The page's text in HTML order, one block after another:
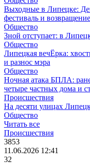
Выходные в Липецке:
фестиваль и
Общество
Зной отступает: в
Общество
Липецкая вечЁрка:
и разнос мэра
Общество
Ночная атака БПЛА:
четыре частных дома и
Происшествия
На десяти улицах
Общество
Читать все
Происшествия
3853
11.06.2026 12:41
32